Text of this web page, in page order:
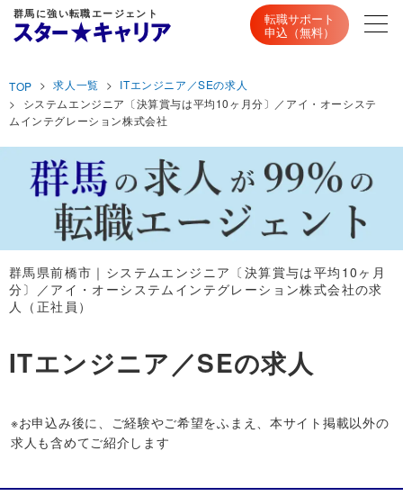
群馬に強い転職エージェント 転職サポート
申込（無料）
TOP 求人一覧
ITエンジニア／SEの求人
システムエンジニア〔決算賞与は平均10ヶ月分〕／アイ・オーシステ
ムインテグレーション株式会社
群馬県前橋市｜システムエンジニア〔決算賞与は平均10ヶ月
分〕／アイ・オーシステムインテグレーション株式会社の求
人（正社員）
ITエンジニア／SEの求人
※お申込み後に、ご経験やご希望をふまえ、本サイト掲載以外の
求人も含めてご紹介します